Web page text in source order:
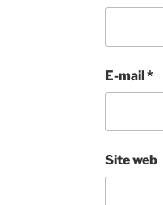
E-mail*
Site web